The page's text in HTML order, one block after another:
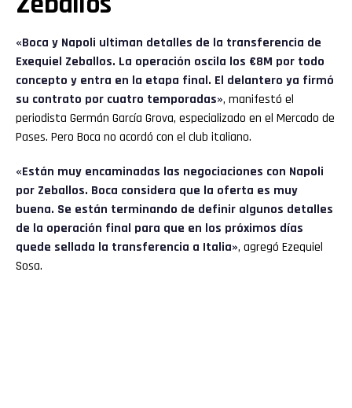
«Boca y Napoli ultiman detalles de la transferencia de
Exequiel Zeballos. La operación oscila los €8M por todo
concepto y entra en la etapa final. El delantero ya firmó
su contrato por cuatro temporadas», manifestó el
periodista Germán García Grova, especializado en el Mercado de
Pases. Pero Boca no acordó con el club italiano.
«Están muy encaminadas las negociaciones con Napoli
por Zeballos. Boca considera que la oferta es muy
buena. Se están terminando de definir algunos detalles
de la operación final para que en los próximos días
quede sellada la transferencia a Italia», agregó Ezequiel
Sosa.